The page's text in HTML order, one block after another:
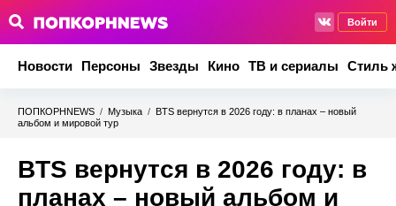
Войти
Новости Персоны Звезды Кино ТВ и сериалы Стиль
ПОПКОРНNEWS / Музыка / BTS вернутся в 2026 году: в планах – новый
альбом и мировой тур
BTS вернутся в 2026 году: в
планах – новый альбом и